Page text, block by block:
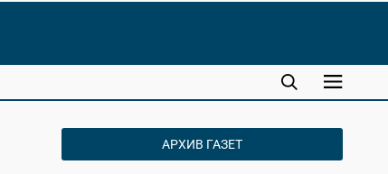
АРХИВ ГАЗЕТ